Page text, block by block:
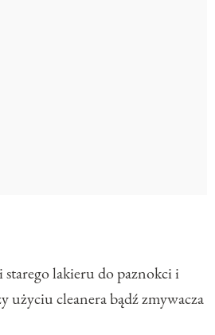
starego lakieru do paznokci i
użyciu cleanera bądź zmywacza